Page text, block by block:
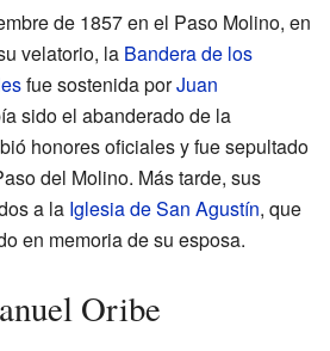
de 1857 en el Paso Molino, en
velatorio, la Bandera de los
fue sostenida porJuan
sido el abanderado de la
honores oficiales y fue sepultado
del Molino. Más tarde, sus
a la Iglesia de San Agustín, que
en memoria de su esposa.
Oribe